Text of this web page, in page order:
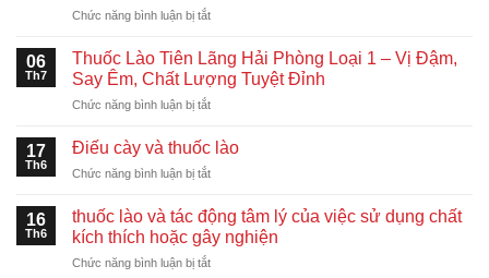
Malaysia,
Singapore
Nhanh
Chóng
–
Toàn
Chức năng bình luận bị tắtở
lào,
Điếu
Cày
Hỏa
Khu
Hồ
Minh
06
Th7
Thuốc Lào Tiên Lãng Hải Phòng Loại 1 – Vị Đậm,
Say Êm, Chất Lượng Tuyệt Đỉnh
Chức năng bình luận bị tắtở
Lào
Lãng
Phòng
Loại
–
17
Th6
Điếu cày và thuốc lào
Chức năng bình luận bị tắtở
cày
và
thuốc
lào
16
Th6
thuốc lào và tác động tâm lý của việc sử dụng chất
kích thích hoặc gây nghiện
Chức năng bình luận bị tắtở